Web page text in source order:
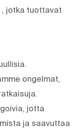
jotka tuottavat
ongelmat,
jotta
ja saavuttaa